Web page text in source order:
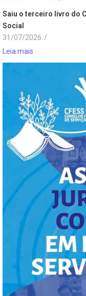
Saiu o terceiro livro do
Social
31/07/2026 /
Leia mais